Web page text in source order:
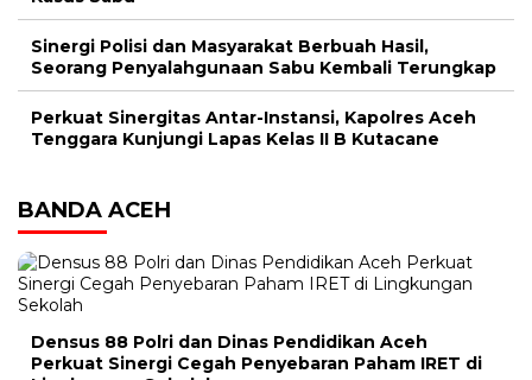
Sinergi Polisi dan Masyarakat Berbuah Hasil,
Seorang Penyalahgunaan Sabu Kembali Terungkap
Perkuat Sinergitas Antar-Instansi, Kapolres Aceh
Tenggara Kunjungi Lapas Kelas II B Kutacane
BANDA ACEH
Densus 88 Polri dan Dinas Pendidikan Aceh
Perkuat Sinergi Cegah Penyebaran Paham IRET di